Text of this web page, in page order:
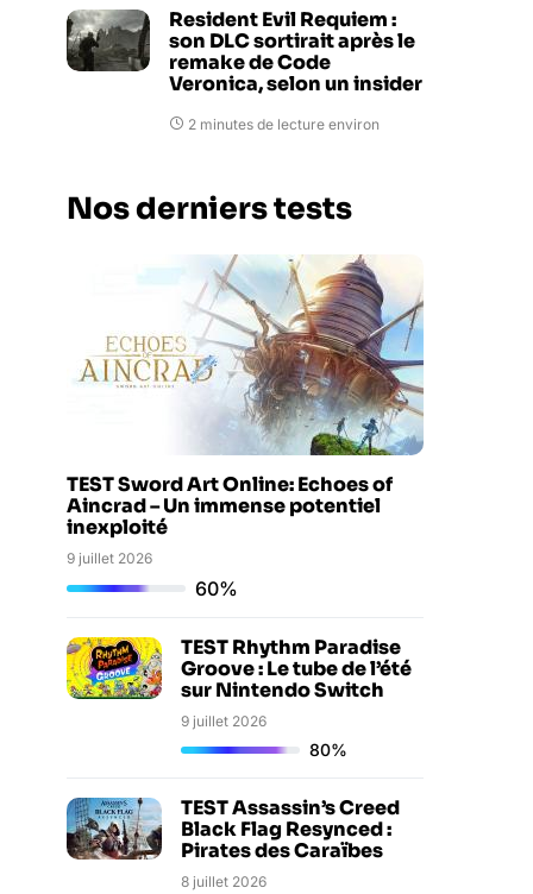
Resident Evil Requiem :
son DLC sortirait après le
remake de Code
Veronica, selon un insider
2 minutes de lecture environ
Nos derniers tests
TEST Sword Art Online: Echoes of
Aincrad – Un immense potentiel
inexploité
9 juillet 2026
60%
TEST Rhythm Paradise
Groove : Le tube de l’été
sur Nintendo Switch
9 juillet 2026
80%
TEST Assassin’s Creed
Black Flag Resynced :
Pirates des Caraïbes
8 juillet 2026